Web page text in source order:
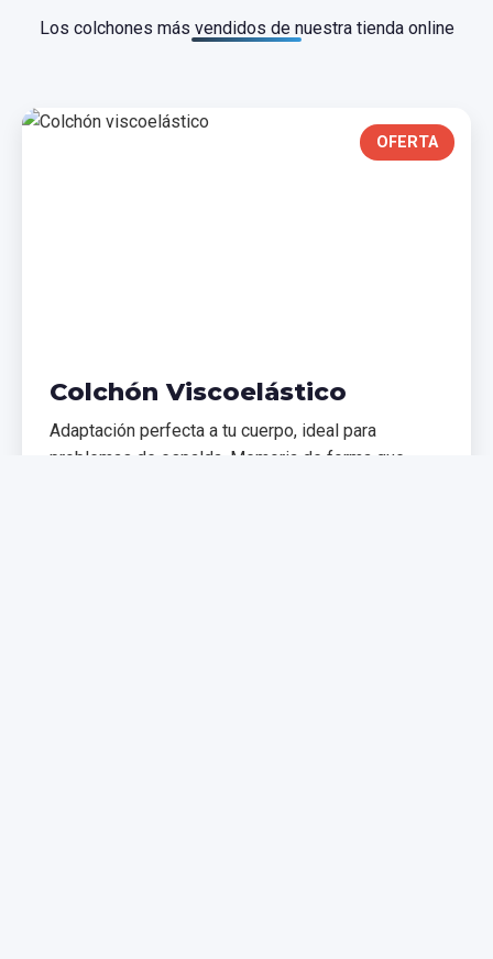
Los colchones más vendidos de nuestra tienda online
OFERTA
Colchón Viscoelástico
Adaptación perfecta a tu cuerpo, ideal para
problemas de espalda. Memoria de forma que